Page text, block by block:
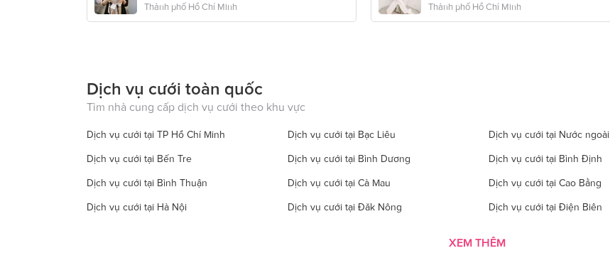
Thành phố Hồ Chí Minh Thành phố Hồ Chí Minh
Dịch vụ cưới toàn quốc
Tìm nhà cung cấp dịch vụ cưới theo khu vực
Dịch vụ cưới tại TP Hồ Chí Minh Dịch vụ cưới tại Bạc Liêu Dịch vụ cưới tại Nước ngoài
Dịch vụ cưới tại Bến Tre Dịch vụ cưới tại Bình Dương Dịch vụ cưới tại Bình Định
Dịch vụ cưới tại Bình Thuận Dịch vụ cưới tại Cà Mau Dịch vụ cưới tại Cao Bằng
Dịch vụ cưới tại Hà Nội Dịch vụ cưới tại Đăk Nông Dịch vụ cưới tại Điện Biên
XEM THÊM